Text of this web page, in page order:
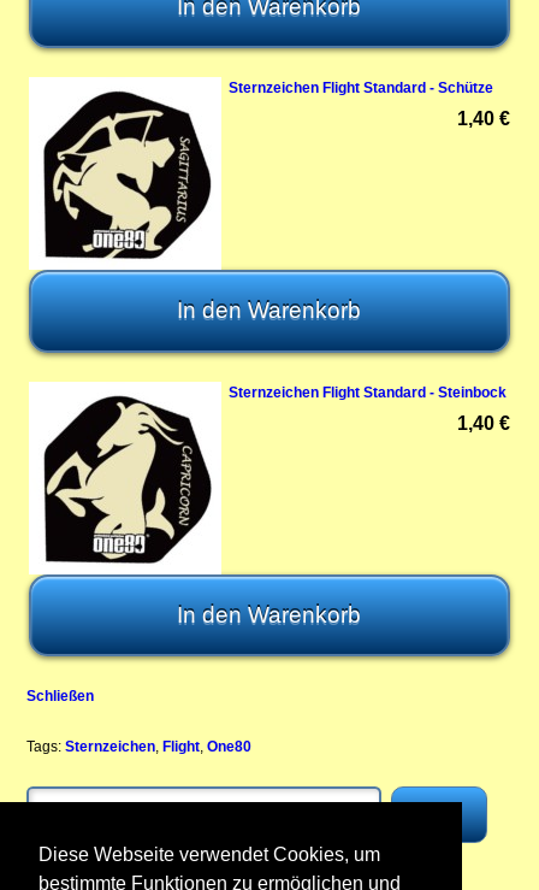
Diese Webseite verwendet Cookies, um
bestimmte Funktionen zu ermöglichen und
Sternzeichen Flight Standard - Schütze
1,40 €
Sternzeichen Flight Standard - Steinbock
1,40 €
Schließen
Tags: Sternzeichen, Flight,One80